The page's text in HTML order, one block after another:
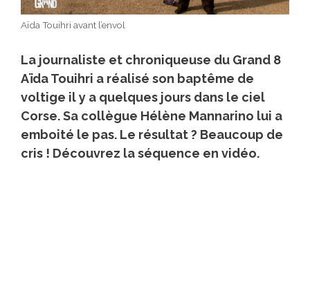
Aïda Touihri avant l’envol
La journaliste et chroniqueuse du Grand 8
Aïda Touihri a réalisé son baptême de
voltige il y a quelques jours dans le ciel
Corse. Sa collègue Hélène Mannarino lui a
emboité le pas. Le résultat ? Beaucoup de
cris ! Découvrez la séquence en vidéo.